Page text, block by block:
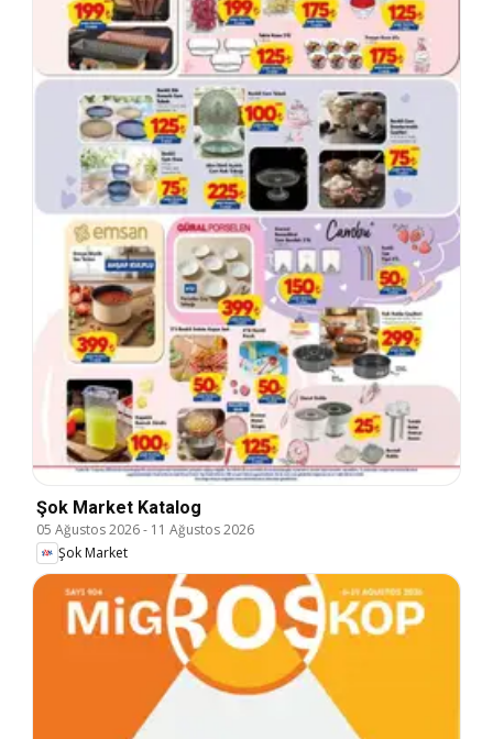
Şok Market Katalog
05 Ağustos 2026- 11 Ağustos 2026
Şok Market